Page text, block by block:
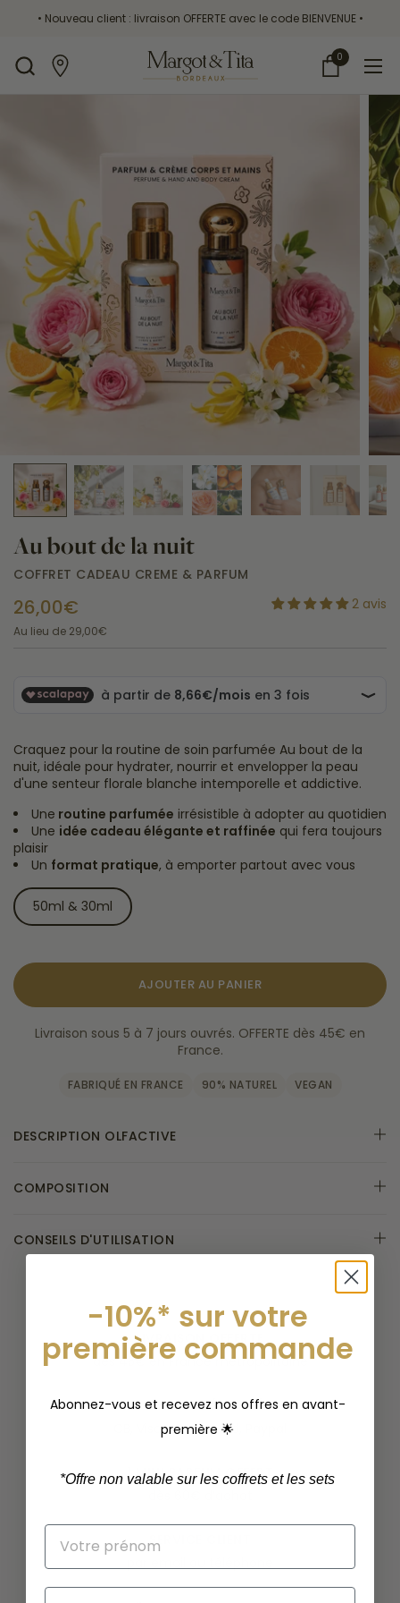
• Nouveau client : livraison OFFERTE avec le code BIENVENUE •
Ouvrir le
0
Au bout de la nuit
COFFRET CADEAU CREME & PARFUM
26,00€
Au lieu de 29,00€
2 avis
Craquez pour la routine de soin parfumée Au bout de la
nuit, idéale pour hydrater, nourrir et envelopper la peau
d'une senteur florale blanche intemporelle et addictive.
Une routine parfumée irrésistible à adopter au quotidien
Une idée cadeau élégante et raffinée qui fera toujours
plaisir
Un format pratique, à emporter partout avec vous
50ml & 30ml
AJOUTER AU PANIER
Livraison sous 5 à 7 jours ouvrés. OFFERTE dès 45€ en
France.
FABRIQUÉ EN FRANCE 90% NATUREL VEGAN
DESCRIPTION OLFACTIVE
COMPOSITION
CONSEILS D'UTILISATION
LIVRAISON OFFERTE
dès 45€ en France métropolitaine
PAIEMENT SÉCURISÉ
CB, Visa, Mastercard, Paypal
1 MINI PARFUM OFFERT
SERVICE CLIENT
-10%* sur votre
première commande
Abonnez-vous et recevez nos offres en avant-
première 🌟
*Offre non valable sur les coffrets et les sets